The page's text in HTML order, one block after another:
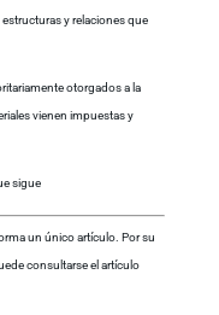
y relaciones que
otorgados a la
vienen impuestas y
sigue
un único artículo. Por su
consultarse el artículo